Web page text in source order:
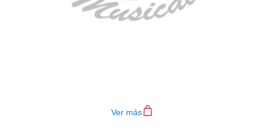
Ver más